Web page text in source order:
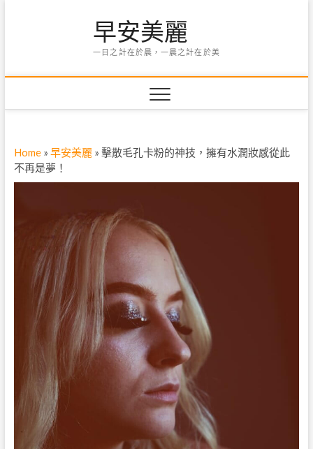
早安美麗
一日之計在於晨，一晨之計在於美
Home» 早安美麗 » 擊散毛孔卡粉的神技，擁有水潤妝感從此
不再是夢！